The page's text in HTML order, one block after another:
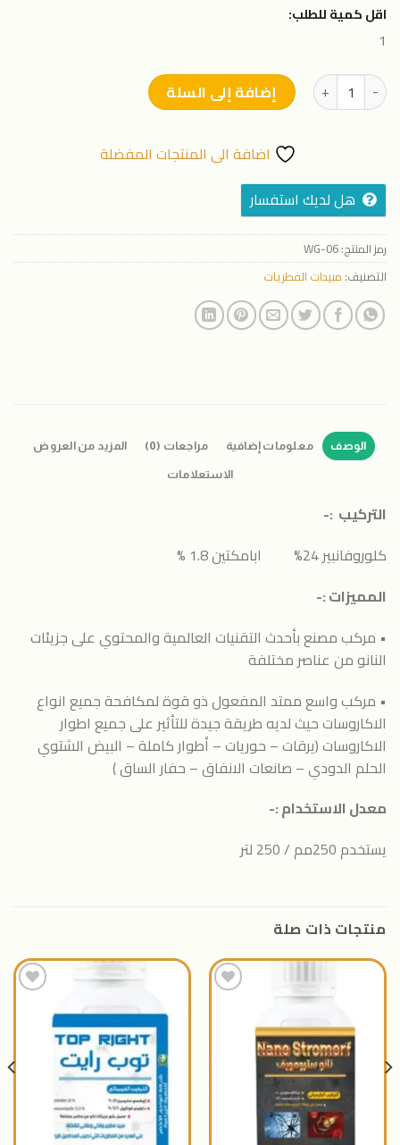
اقل كمية للطلب:
1
كمية جروزا -250 سم إضافة إلى السلة
اضافة الى المنتجات المفضلة
هل لديك استفسار
رمز المنتج:WG-06
التصنيف: مبيدات الفطريات
الوصف معلومات إضافية مراجعات (0) المزيد من العروض
الاستعلامات
التركيب :-
كلوروفانبير 24% ابامكتين 1.8 %
المميزات :-
• مركب مصنع بأحدث التقنيات العالمية والمحتوي على جزيئات
النانو من عناصر مختلفة
• مركب واسع ممتد المفعول ذو قوة لمكافحة جميع انواع
الاكاروسات حيث لديه طريقة جيدة للتأثير على جميع اطوار
الاكاروسات (يرقات – حوريات – أطوار كاملة – البيض الشتوي
الحلم الدودي – صانعات الانفاق – حفار الساق )
معدل الاستخدام :-
يستخدم 250مم / 250 لتر
منتجات ذات صلة
المنتجات
المفضلة